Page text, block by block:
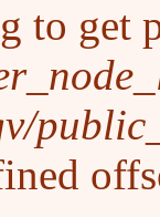
to get